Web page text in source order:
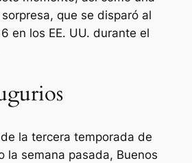
que se disparó al
en los EE. UU. durante el
la tercera temporada de
la semana pasada, Buenos